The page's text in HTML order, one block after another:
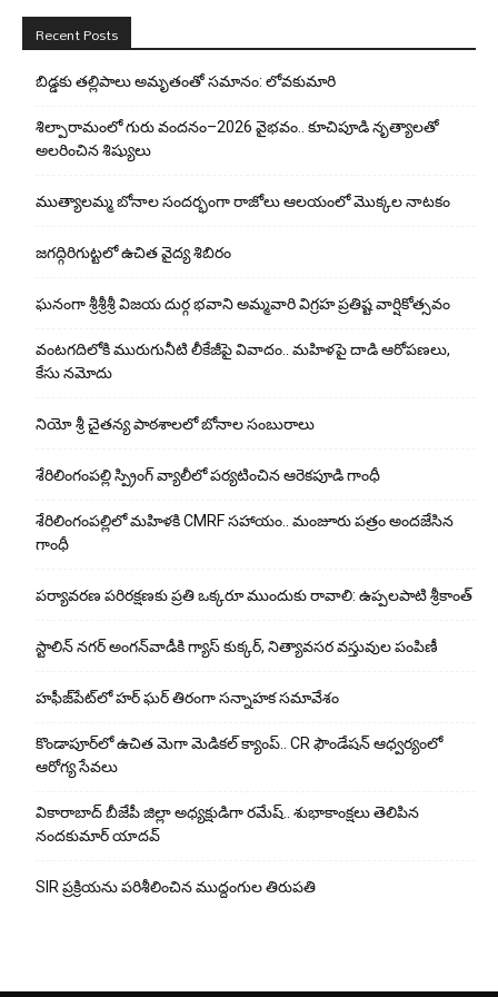
Recent Posts
బిడ్డ‌కు త‌ల్లిపాలు అమృతంతో స‌మానం: లోవ‌కుమారి
శిల్పారామంలో గురు వందనం–2026 వైభవం.. కూచిపూడి నృత్యాలతో
అలరించిన శిష్యులు
ముత్యాలమ్మ బోనాల సందర్భంగా రాజోలు ఆలయంలో మొక్కల నాటకం
జగద్గిరిగుట్టలో ఉచిత వైద్య శిబిరం
ఘనంగా శ్రీశ్రీశ్రీ విజయ దుర్గ భవాని అమ్మవారి విగ్రహ ప్రతిష్ట వార్షికోత్సవం
వంటగదిలోకి మురుగునీటి లీకేజీపై వివాదం.. మహిళపై దాడి ఆరోపణలు,
కేసు నమోదు
నియో శ్రీ చైతన్య పాఠశాలలో బోనాల సంబురాలు
శేరిలింగంపల్లి స్ప్రింగ్ వ్యాలీలో పర్యటించిన ఆరెకపూడి గాంధీ
శేరిలింగంపల్లిలో మ‌హిళ‌కి CMRF స‌హాయం.. మంజూరు పత్రం అందజేసిన
గాంధీ
పర్యావరణ పరిరక్షణకు ప్రతి ఒక్కరూ ముందుకు రావాలి: ఉప్పలపాటి శ్రీకాంత్
స్టాలిన్ నగర్ అంగన్‌వాడీకి గ్యాస్ కుక్కర్, నిత్యావసర వస్తువుల పంపిణీ
హఫీజ్‌పేట్‌లో హర్ ఘర్ తిరంగా సన్నాహక సమావేశం
కొండాపూర్‌లో ఉచిత మెగా మెడికల్ క్యాంప్.. CR ఫౌండేషన్ ఆధ్వర్యంలో
ఆరోగ్య సేవలు
వికారాబాద్ బీజేపీ జిల్లా అధ్యక్షుడిగా రమేష్‌.. శుభాకాంక్షలు తెలిపిన
నందకుమార్ యాదవ్
SIR ప్రక్రియను పరిశీలించిన ముద్దంగుల తిరుపతి